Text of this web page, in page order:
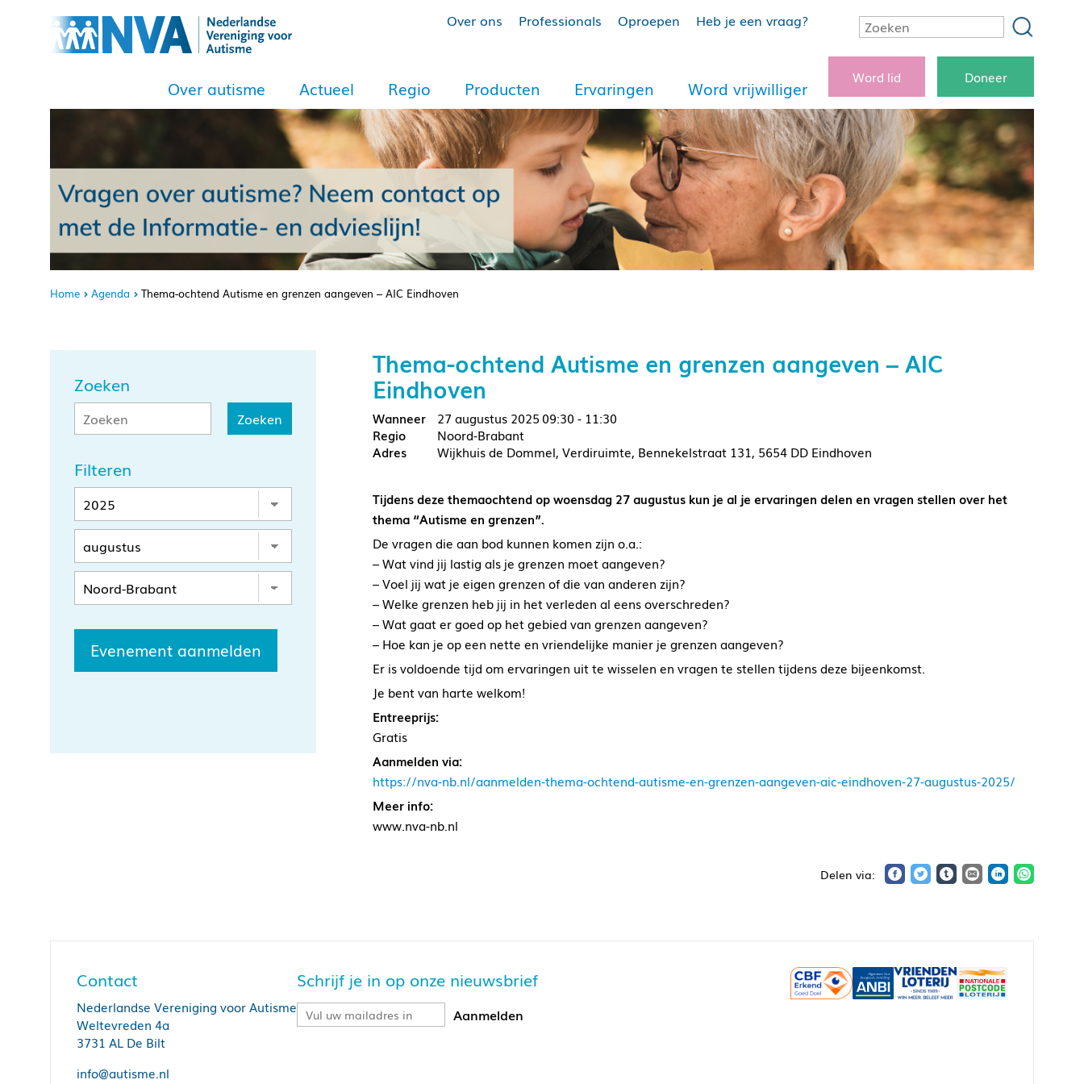
Over ons Professionals Oproepen Heb je een vraag?
Over autisme Actueel Regio Producten Ervaringen Word vrijwilliger
Word lid Doneer
Home Agenda Thema-ochtend Autisme en grenzen aangeven – AIC Eindhoven
Zoeken
Filteren
Evenement aanmelden
Thema-ochtend Autisme en grenzen aangeven – AIC
Eindhoven
27 augustus 2025 09:30 - 11:30
Noord-Brabant
Wijkhuis de Dommel, Verdiruimte, Bennekelstraat 131, 5654 DD Eindhoven
Tijdens deze themaochtend op woensdag 27 augustus kun je al je ervaringen delen en vragen stellen over het
thema “Autisme en grenzen”.
De vragen die aan bod kunnen komen zijn o.a.:
– Wat vind jij lastig als je grenzen moet aangeven?
– Voel jij wat je eigen grenzen of die van anderen zijn?
– Welke grenzen heb jij in het verleden al eens overschreden?
– Wat gaat er goed op het gebied van grenzen aangeven?
– Hoe kan je op een nette en vriendelijke manier je grenzen aangeven?
Er is voldoende tijd om ervaringen uit te wisselen en vragen te stellen tijdens deze bijeenkomst.
Je bent van harte welkom!
Entreeprijs:
Gratis
Aanmelden via:
https://nva-nb.nl/aanmelden-thema-ochtend-autisme-en-grenzen-aangeven-aic-eindhoven-27-augustus-2025/
Meer info:
www.nva-nb.nl
Contact
Nederlandse Vereniging voor Autisme
Weltevreden 4a
3731 AL De Bilt
info@autisme.nl
Schrijf je in op onze nieuwsbrief